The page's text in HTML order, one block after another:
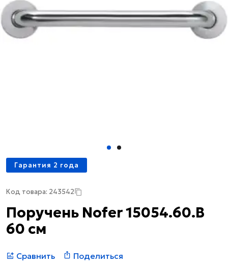
Гарантия 2 года
Код товара: 243542
Поручень Nofer 15054.60.B
60 см
Сравнить Поделиться